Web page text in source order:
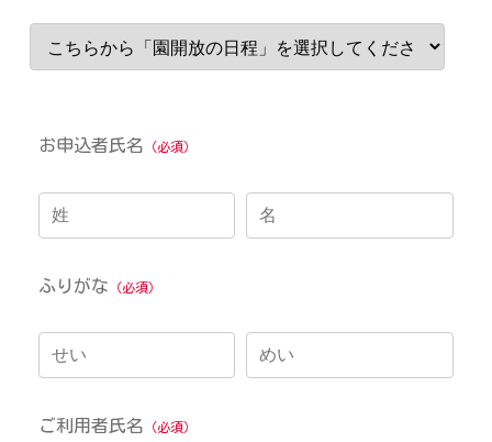
お申込者氏名 （必須）
ふりがな （必須）
ご利用者氏名 （必須）